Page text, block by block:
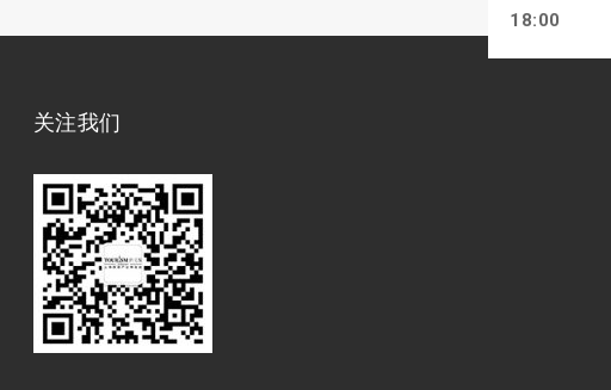
关注我们
18:00